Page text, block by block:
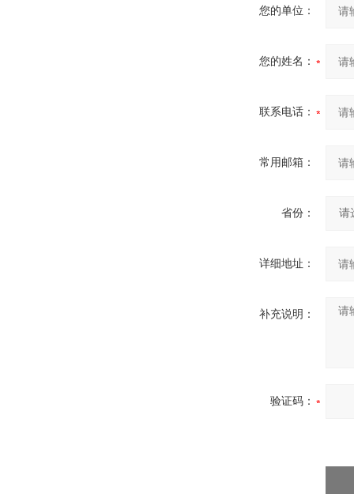
您的单位：
您的姓名：
联系电话：
常用邮箱：
省份：
详细地址：
补充说明：
验证码：